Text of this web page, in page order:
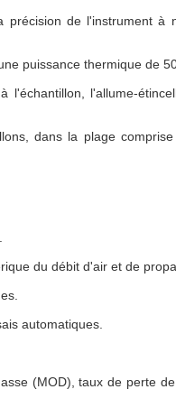
de l'instrument à
puissance thermique de
l'échantillon, l'allume-
dans la plage
du débit d'air et de
automatiques.
(MOD), taux de perte